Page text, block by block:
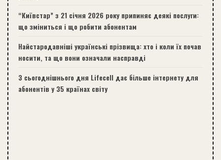
“Київстар” з 21 січня 2026 року припиняє деякі послуги:
що зміниться і що робити абонентам
Найстародавніші українські прізвища: хто і коли їх почав
носити, та що вони означали насправді
З сьогоднішнього дня Lifecell дає більше інтернету для
абонентів у 35 країнах світу